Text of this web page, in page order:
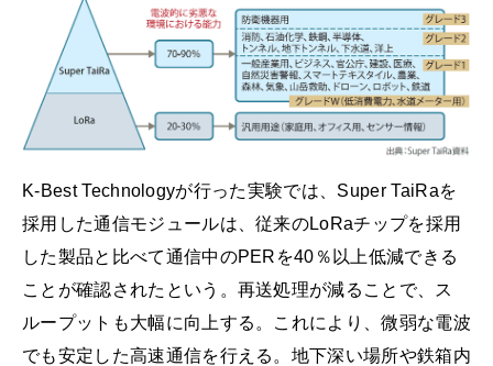
K-Best Technologyが行った実験では、Super TaiRaを
採用した通信モジュールは、従来のLoRaチップを採用
した製品と比べて通信中のPERを40％以上低減できる
ことが確認されたという。再送処理が減ることで、ス
ループットも大幅に向上する。これにより、微弱な電波
でも安定した高速通信を行える。地下深い場所や鉄箱内